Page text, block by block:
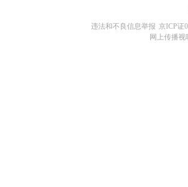
违法和不良信息举报 京ICP证
网上传播